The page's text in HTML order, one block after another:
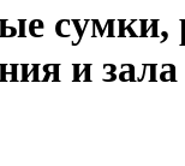
сумки,
и зала